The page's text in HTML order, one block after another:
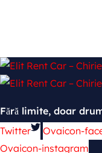
Fără limite, doar
Twitter
Ovaicon-
Ovaicon-instagram